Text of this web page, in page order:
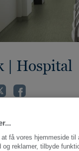
| Hospital
få vores hjemmeside til
og reklamer, tilbyde